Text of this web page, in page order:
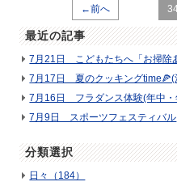
←前へ
最近の記事
7月21日 こどもたちへ「お掃除
7月17日 夏のクッキングtime🍕(
7月16日 フラダンス体験(年中・
7月9日 スポーツフェスティバル
分類選択
日々（184）